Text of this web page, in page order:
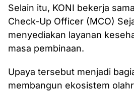
Selain itu, KONI bekerja
Check-Up Officer (MCO)
menyediakan layanan
masa pembinaan.
Upaya tersebut menjadi
membangun ekosistem